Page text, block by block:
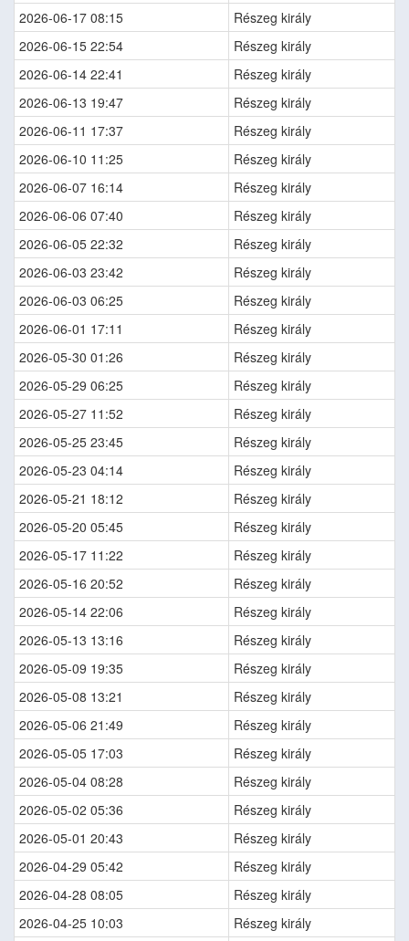
2026-06-17 08:15
Részeg király
2026-06-15 22:54
Részeg király
2026-06-14 22:41
Részeg király
2026-06-13 19:47
Részeg király
2026-06-11 17:37
Részeg király
2026-06-10 11:25
Részeg király
2026-06-07 16:14
Részeg király
2026-06-06 07:40
Részeg király
2026-06-05 22:32
Részeg király
2026-06-03 23:42
Részeg király
2026-06-03 06:25
Részeg király
2026-06-01 17:11
Részeg király
2026-05-30 01:26
Részeg király
2026-05-29 06:25
Részeg király
2026-05-27 11:52
Részeg király
2026-05-25 23:45
Részeg király
2026-05-23 04:14
Részeg király
2026-05-21 18:12
Részeg király
2026-05-20 05:45
Részeg király
2026-05-17 11:22
Részeg király
2026-05-16 20:52
Részeg király
2026-05-14 22:06
Részeg király
2026-05-13 13:16
Részeg király
2026-05-09 19:35
Részeg király
2026-05-08 13:21
Részeg király
2026-05-06 21:49
Részeg király
2026-05-05 17:03
Részeg király
2026-05-04 08:28
Részeg király
2026-05-02 05:36
Részeg király
2026-05-01 20:43
Részeg király
2026-04-29 05:42
Részeg király
2026-04-28 08:05
Részeg király
2026-04-25 10:03
Részeg király